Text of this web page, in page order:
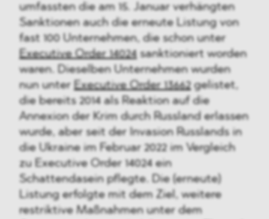
umfassten die am 15. Januar verhängten
Sanktionen auch die erneute Listung von
fast 100 Unternehmen, die schon unter
Executive Order 14024sanktioniert worden
waren. Dieselben Unternehmen wurden
nun unter Executive Order 13662 gelistet,
die bereits 2014 als Reaktion auf die
Annexion der Krim durch Russland erlassen
wurde, aber seit der Invasion Russlands in
die Ukraine im Februar 2022 im Vergleich
zu Executive Order 14024 ein
Schattendasein pflegte. Die (erneute)
Listung erfolgte mit dem Ziel, weitere
restriktive Maßnahmen unter dem